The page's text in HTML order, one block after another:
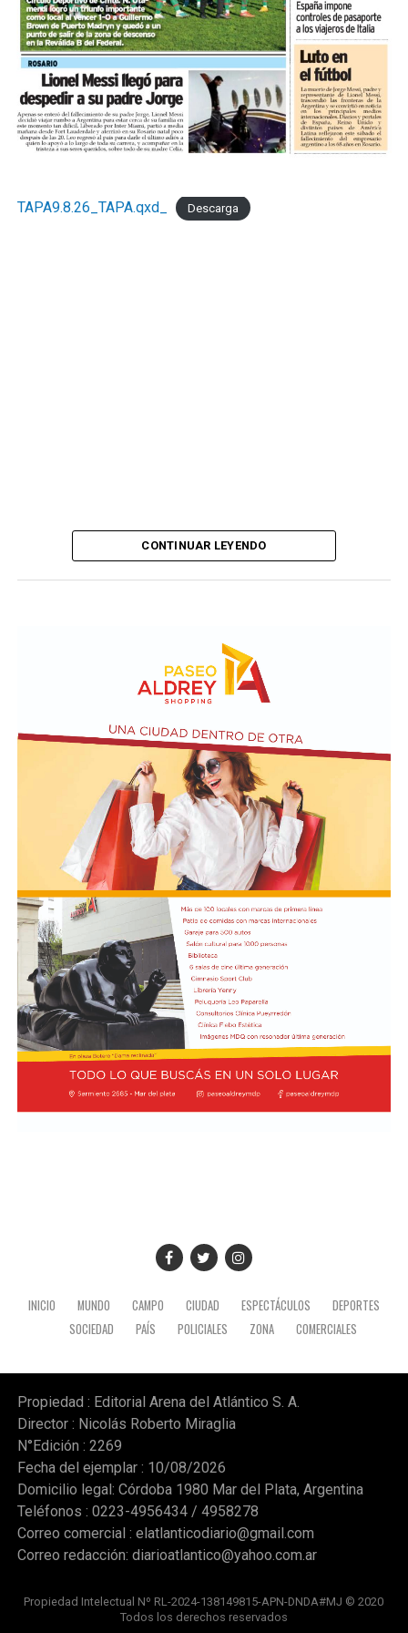
marplatense a través del DESE y pone estos resultados a
disposición de los actores públicos y privados con un
objetivo concreto: que las decisiones de política
económica estén informadas por la realidad del sector
que genera empleo formal, paga sus obligaciones y
sostiene la actividad comercial de Mar del Pata
."Necesitamos la recomposición el poder adquisitivo y el
TAPA9.8.26_TAPA.qxd_ Descarga
CONTINUAR LEYENDO
INICIO MUNDO CAMPO CIUDAD ESPECTÁCULOS
DEPORTES
SOCIEDAD
PAÍS POLICIALES ZONA COMERCIALES
Propiedad : Editorial Arena del Atlántico S. A.
Director : Nicolás Roberto Miraglia
N°Edición : 2269
Fecha del ejemplar : 10/08/2026
Domicilio legal: Córdoba 1980 Mar del Plata, Argentina
Teléfonos : 0223-4956434 / 4958278
Correo comercial : elatlanticodiario@gmail.com
Correo redacción: diarioatlantico@yahoo.com.ar
Propiedad Intelectual Nº RL-2024-138149815-APN-DNDA#MJ © 2020
Todos los derechos reservados